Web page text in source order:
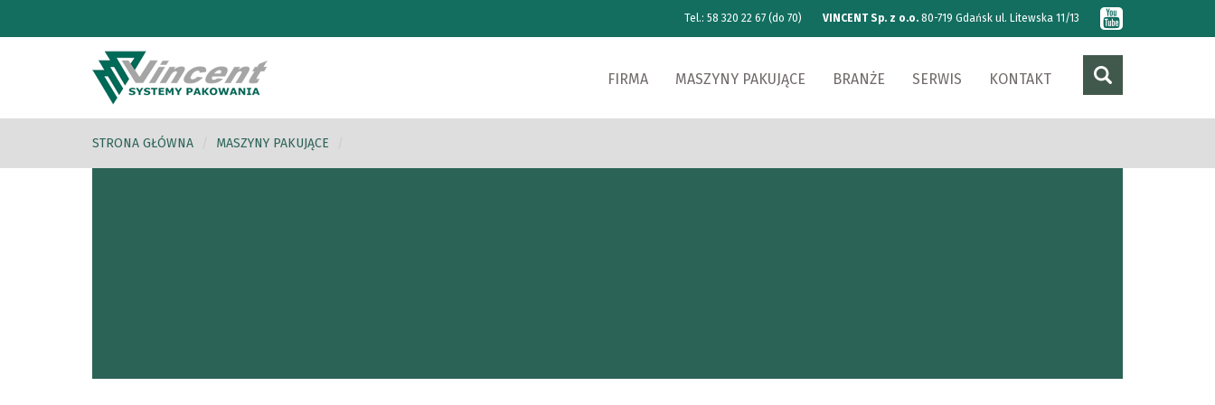
Tel.: 58 320 22 67 (do 70) VINCENT Sp. z o.o. 80-719 Gdańsk ul. Litewska 11/13
FIRMA MASZYNY PAKUJĄCE BRANŻE SERWIS KONTAKT
STRONA GŁÓWNA MASZYNY PAKUJĄCE